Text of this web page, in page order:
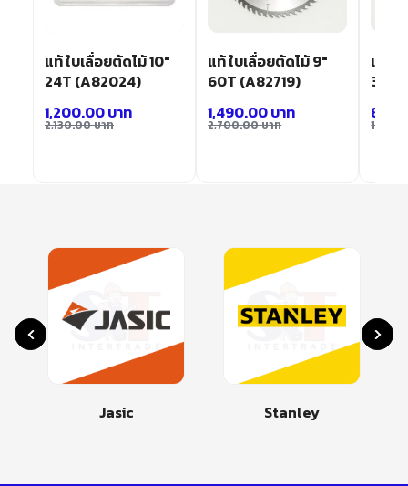
แท้ ใบเลื่อยตัดไม้ 10″
24T (A82024)
2,130.00บาท
1,200.00บาท
แท้ ใบเลื่อยตัดไม้ 9″
60T (A82719)
2,700.00บาท
1,490.00บาท
แท้ ใ
30T
Jasic Stanley